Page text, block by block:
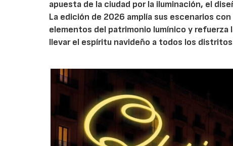
apuesta de la ciudad por la iluminación, el
La edición de 2026 amplía sus escenarios
elementos del patrimonio lumínico y refuerza
llevar el espíritu navideño a todos los